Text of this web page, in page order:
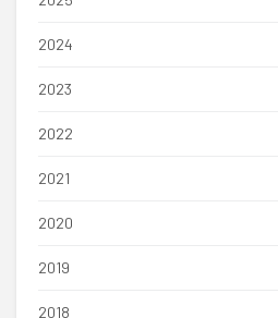
2024
2023
2022
2021
2020
2019
2018